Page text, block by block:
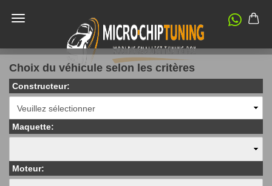
Choix du véhicule selon les critères
Constructeur:
Maquette:
Moteur: